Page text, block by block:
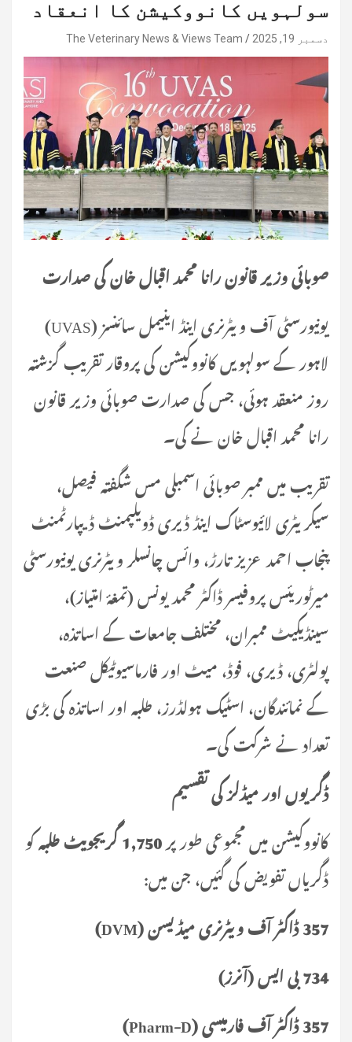
سولہویں کانووکیشن کا انعقاد
دسمبر 19, 2025 The Veterinary News & Views Team
صوبائی وزیر قانون رانا محمد اقبال خان کی صدارت
یونیورسٹی آف ویٹرنری اینڈ اینیمل سائنسز (UVAS)
لاہور کے سولہویں کانووکیشن کی پروقار تقریب گزشتہ
روز منعقد ہوئی، جس کی صدارت صوبائی وزیر قانون
رانا محمد اقبال خان نے کی۔
تقریب میں ممبر صوبائی اسمبلی مس شگفتہ فیصل،
سیکریٹری لائیوسٹاک اینڈ ڈیری ڈویلپمنٹ ڈیپارٹمنٹ
پنجاب احمد عزیز تارڑ، وائس چانسلر ویٹرنری یونیورسٹی
میرٹوریئس پروفیسر ڈاکٹر محمد یونس (تمغۂ امتیاز)،
سینڈیکیٹ ممبران، مختلف جامعات کے اساتذہ،
پولٹری، ڈیری، فوڈ، میٹ اور فارماسیوٹیکل صنعت
کے نمائندگان، اسٹیک ہولڈرز، طلبہ اور اساتذہ کی بڑی
تعداد نے شرکت کی۔
ڈگریوں اور میڈلز کی تقسیم
کانووکیشن میں مجموعی طور پر1,750 گریجویٹ طلبہ
کو
ڈگریاں تفویض کی گئیں، جن میں:
357 ڈاکٹر آف ویٹرنری میڈیسن (DVM)
734 بی ایس (آنرز)
357 ڈاکٹر آف فارمیسی (Pharm-D)